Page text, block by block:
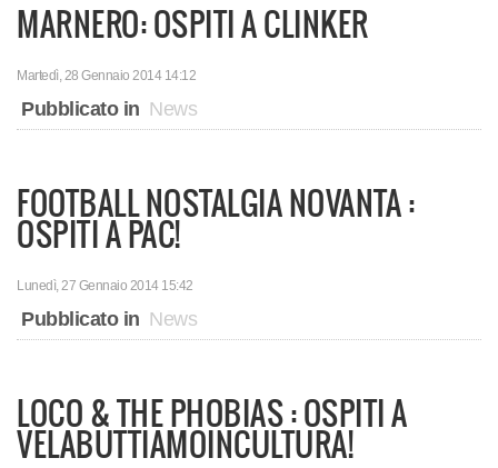
MARNERO: OSPITI A CLINKER
Martedì, 28 Gennaio 2014 14:12
Pubblicato in News
FOOTBALL NOSTALGIA NOVANTA :
OSPITI A PAC!
Lunedì, 27 Gennaio 2014 15:42
Pubblicato in News
LOCO & THE PHOBIAS : OSPITI A
VELABUTTIAMOINCULTURA!